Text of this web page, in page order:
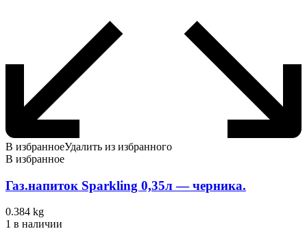
В избранноеУдалить из избранного
В избранное
Газ.напиток Sparkling 0,35л — черника.
0.384 kg
1 в наличии